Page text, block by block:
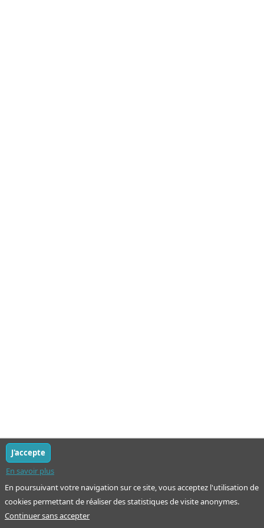
En poursuivant votre navigation sur ce site, vous acceptez l'utilisation de
cookies permettant de réaliser des statistiques de visite anonymes.
En savoir plus
J'accepte
Continuer sans accepter